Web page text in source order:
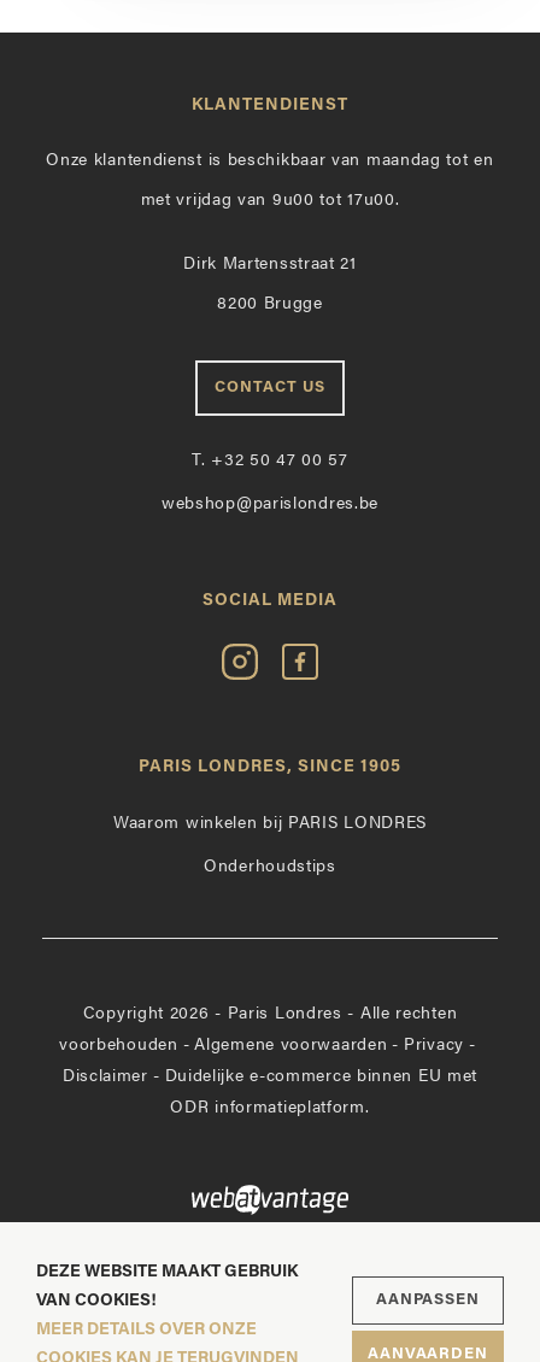
KLANTENDIENST
Onze klantendienst is beschikbaar van maandag tot en
met vrijdag van 9u00 tot 17u00.
Dirk Martensstraat 21
8200 Brugge
CONTACT US
T. +32 50 47 00 57
webshop@parislondres.be
SOCIAL MEDIA
Volg
Paris
Instagram
Vind
op
PARIS LONDRES, SINCE 1905
Waarom winkelen bij PARIS LONDRES
Onderhoudstips
Copyright 2026 - Paris Londres - Alle rechten
voorbehouden - Algemene voorwaarden - Privacy -
Disclaimer - Duidelijke e-commerce binnen EU met
ODR informatieplatform.
DEZE WEBSITE MAAKT GEBRUIK
VAN COOKIES!
MEER DETAILS OVER ONZE
AANPASSEN
AANVAARDEN